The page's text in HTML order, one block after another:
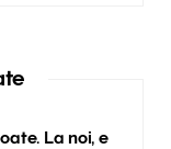
La noi, e